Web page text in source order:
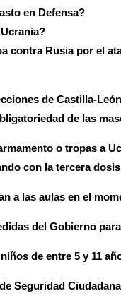
en Defensa?
contra Rusia por el
de Castilla-
de las
o tropas a
con la tercera
a las aulas en el
del Gobierno
de entre 5 y 11
Seguridad